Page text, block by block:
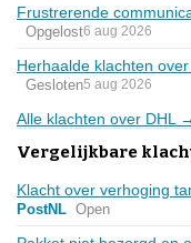
Frustrerende
Opgelost6 aug 2026
Herhaalde klachten
Gesloten5 aug 2026
Alle klachten over DHL →
Vergelijkbare
Klacht over verhoging
PostNL Open